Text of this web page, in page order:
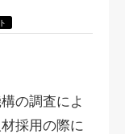
の調査によ
採用の際に